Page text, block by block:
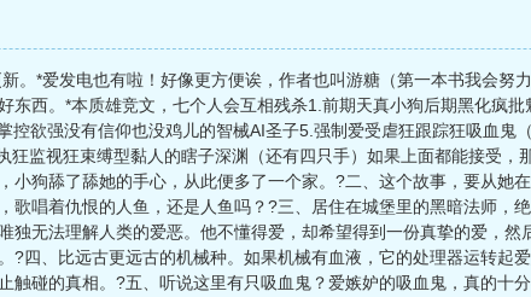
。*爱发电也有啦！好像更方便诶，作者也叫游糖（第一本书我会努
东西。*本质雄竞文，七个人会互相残杀1.前期天真小狗后期黑化疯
控欲强没有信仰也没鸡儿的智械AI圣子5.强制爱受虐狂跟踪狂吸血鬼
监视狂束缚型黏人的瞎子深渊（还有四只手）如果上面都能接受，
小狗舔了舔她的手心，从此便多了一个家。?二、这个故事，要从她
歌唱着仇恨的人鱼，还是人鱼吗？?三、居住在城堡里的黑暗法师，
独无法理解人类的爱恶。他不懂得爱，却希望得到一份真挚的爱，然
?四、比远古更远古的机械种。如果机械有血液，它的处理器运转起
触碰的真相。?五、听说这里有只吸血鬼？爱嫉妒的吸血鬼，真的十